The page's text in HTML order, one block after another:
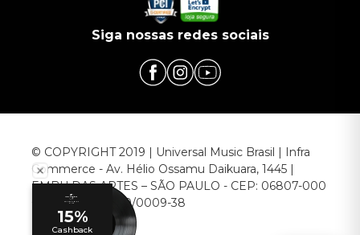
Siga nossas redes sociais
© COPYRIGHT 2019 | Universal Music Brasil | Infra
Commerce - Av. Hélio Ossamu Daikuara, 1445 |
EMBU DAS ARTES – SÃO PAULO - CEP: 06807-000
CNPJ: 00.952.789/0009-38